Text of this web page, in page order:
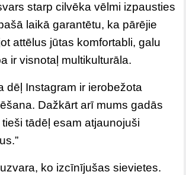
starp cilvēka vēlmi izpausties
laikā garantētu, ka pārējie
attēlus jūtas komfortabli, galu
ir visnotaļ multikulturāla.
dēļ Instagram ir ierobežota
Dažkārt arī mums gadās
tādēļ esam atjaunojuši
ko izcīnījušas sievietes.